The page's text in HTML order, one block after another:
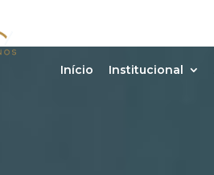
Início Institucional